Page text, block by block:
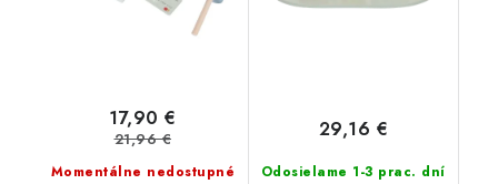
Momentálne nedostupné
17,90 €
21,96 €
Odosielame 1-3 prac. dní
29,16 €